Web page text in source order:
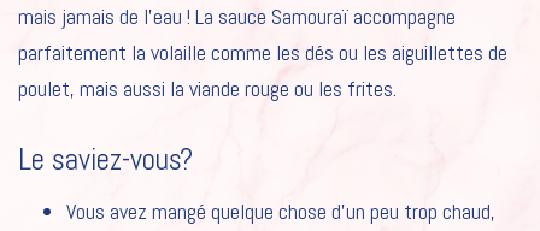
mais jamais de l’eau ! La sauce Samouraï accompagne
parfaitement la volaille comme les dés ou les aiguillettes de
poulet, mais aussi la viande rouge ou les frites.
Le saviez-vous?
Vous avez mangé quelque chose d'un peu trop chaud,